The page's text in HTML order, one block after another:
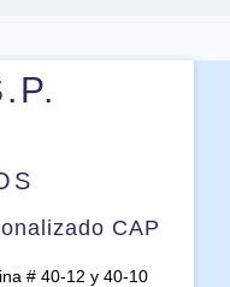
CAP
# 40-12 y 40-10